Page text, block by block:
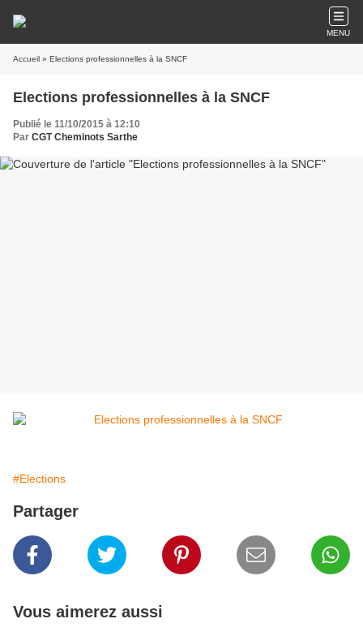
MENU
Accueil » Elections professionnelles à la SNCF
Elections professionnelles à la SNCF
Publié le 11/10/2015 à 12:10
Par CGT Cheminots Sarthe
#Elections
Partager
Vous aimerez aussi